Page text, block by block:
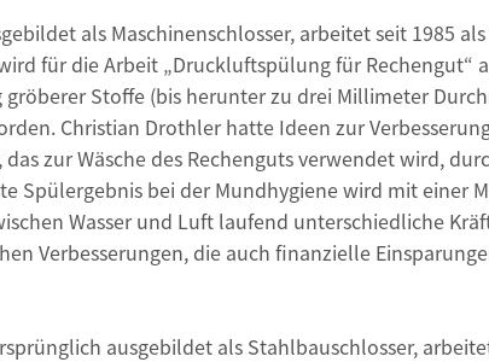
als Maschinenschlosser, arbeitet seit 1985
für die Arbeit „Druckluftspülung für Rechengut“
Stoffe (bis herunter zu drei Millimeter
Christian Drothler hatte Ideen zur
das zur Wäsche des Rechenguts verwendet wird,
Spülergebnis bei der Mundhygiene wird mit einer
Wasser und Luft laufend unterschiedliche
Verbesserungen, die auch finanzielle
ausgebildet als Stahlbauschlosser,